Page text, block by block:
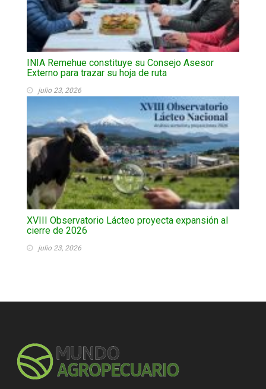
INIA Remehue constituye su Consejo Asesor
Externo para trazar su hoja de ruta
julio 23, 2026
XVIII Observatorio Lácteo proyecta expansión al
cierre de 2026
julio 23, 2026